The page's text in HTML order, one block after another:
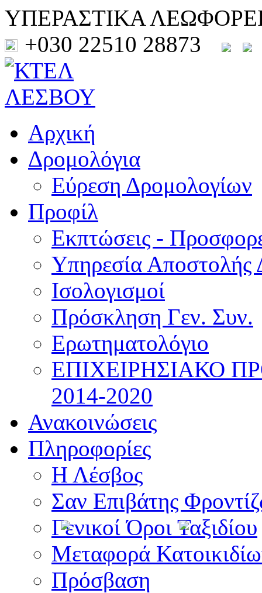
ΥΠΕΡΑΣΤΙΚΑ
+030 22510 28873
Αρχική
Δρομολόγια
Εύρεση Δρομολογίων
Προφίλ
Εκπτώσεις -
Υπηρεσία Αποστολής
Ισολογισμοί
Πρόσκληση Γεν. Συν.
Ερωτηματολόγιο
ΕΠΙΧΕΙΡΗΣΙΑΚΟ
2014-2020
Ανακοινώσεις
Πληροφορίες
Η Λέσβος
Σαν Επιβάτης
Γενικοί Όροι Ταξιδίου
Μεταφορά
Πρόσβαση